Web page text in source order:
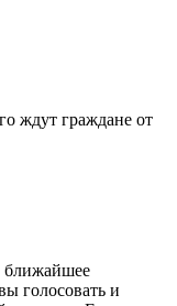
ждут граждане от
ближайшее
голосовать и